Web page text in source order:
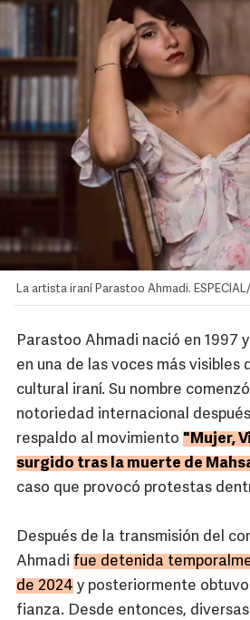
La artista iraní Parastoo Ahmadi.
Parastoo Ahmadi nació en 1997
en una de las voces más visibles
cultural iraní. Su nombre
notoriedad internacional
respaldo al movimiento "Mujer,
surgido tras la muerte de
caso que provocó protestas
Después de la transmisión del
Ahmadi fue detenida
de 2024 y posteriormente
fianza. Desde entonces,